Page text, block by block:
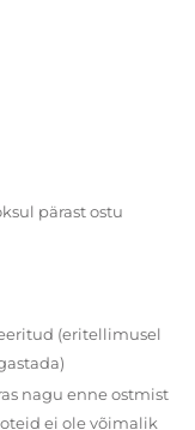
pärast ostu
(eritellimusel
nagu enne ostmist
ei ole võimalik